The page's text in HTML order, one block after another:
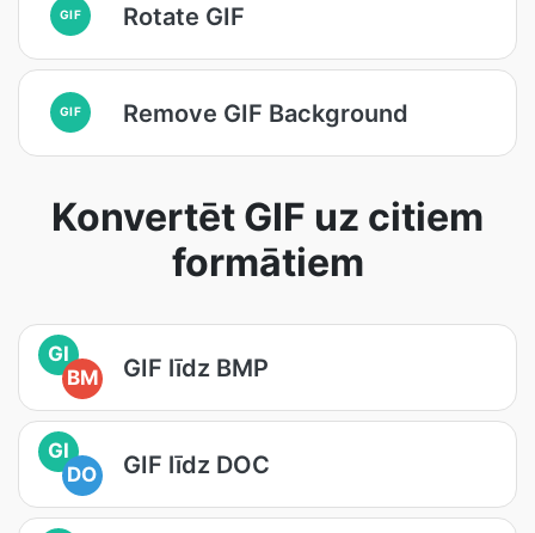
GIF Rotate GIF
GIF Remove GIF Background
Konvertēt GIF uz citiem
formātiem
GI
BM
GIF līdz BMP
GI
DO
GIF līdz DOC